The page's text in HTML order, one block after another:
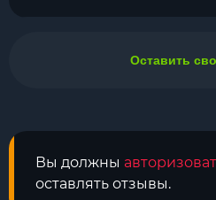
Вы должны
оставлять отзывы.
Оставить